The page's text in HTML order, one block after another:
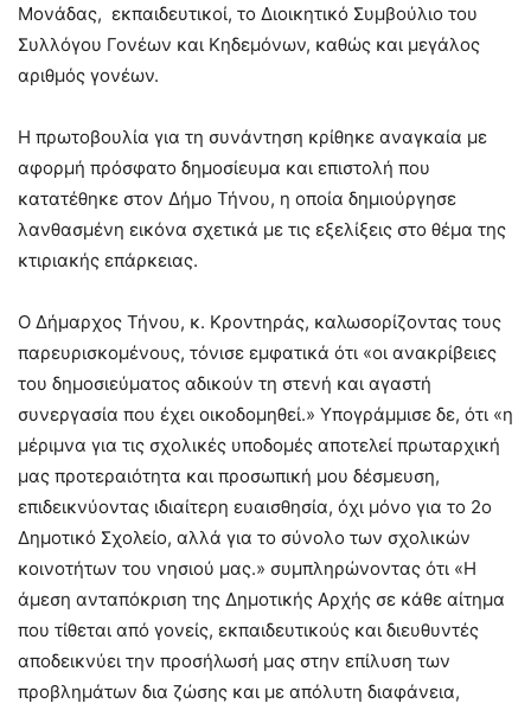
Μονάδας, εκπαιδευτικοί, το Διοικητικό Συμβούλιο του
Συλλόγου Γονέων και Κηδεμόνων, καθώς και μεγάλος
αριθμός γονέων.
Η πρωτοβουλία για τη συνάντηση κρίθηκε αναγκαία με
αφορμή πρόσφατο δημοσίευμα και επιστολή που
κατατέθηκε στον Δήμο Τήνου, η οποία δημιούργησε
λανθασμένη εικόνα σχετικά με τις εξελίξεις στο θέμα της
κτιριακής επάρκειας.
​Ο Δήμαρχος Τήνου, κ. Κροντηράς, καλωσορίζοντας τους
παρευρισκομένους, τόνισε εμφατικά ότι «οι ανακρίβειες
του δημοσιεύματος αδικούν τη στενή και αγαστή
συνεργασία που έχει οικοδομηθεί.» Υπογράμμισε δε, ότι «η
μέριμνα για τις σχολικές υποδομές αποτελεί πρωταρχική
μας προτεραιότητα και προσωπική μου δέσμευση,
επιδεικνύοντας ιδιαίτερη ευαισθησία, όχι μόνο για το 2ο
Δημοτικό Σχολείο, αλλά για το σύνολο των σχολικών
κοινοτήτων του νησιού μας.» συμπληρώνοντας ότι «Η
άμεση ανταπόκριση της Δημοτικής Αρχής σε κάθε αίτημα
που τίθεται από γονείς, εκπαιδευτικούς και διευθυντές
αποδεικνύει την προσήλωσή μας στην επίλυση των
προβλημάτων δια ζώσης και με απόλυτη διαφάνεια,